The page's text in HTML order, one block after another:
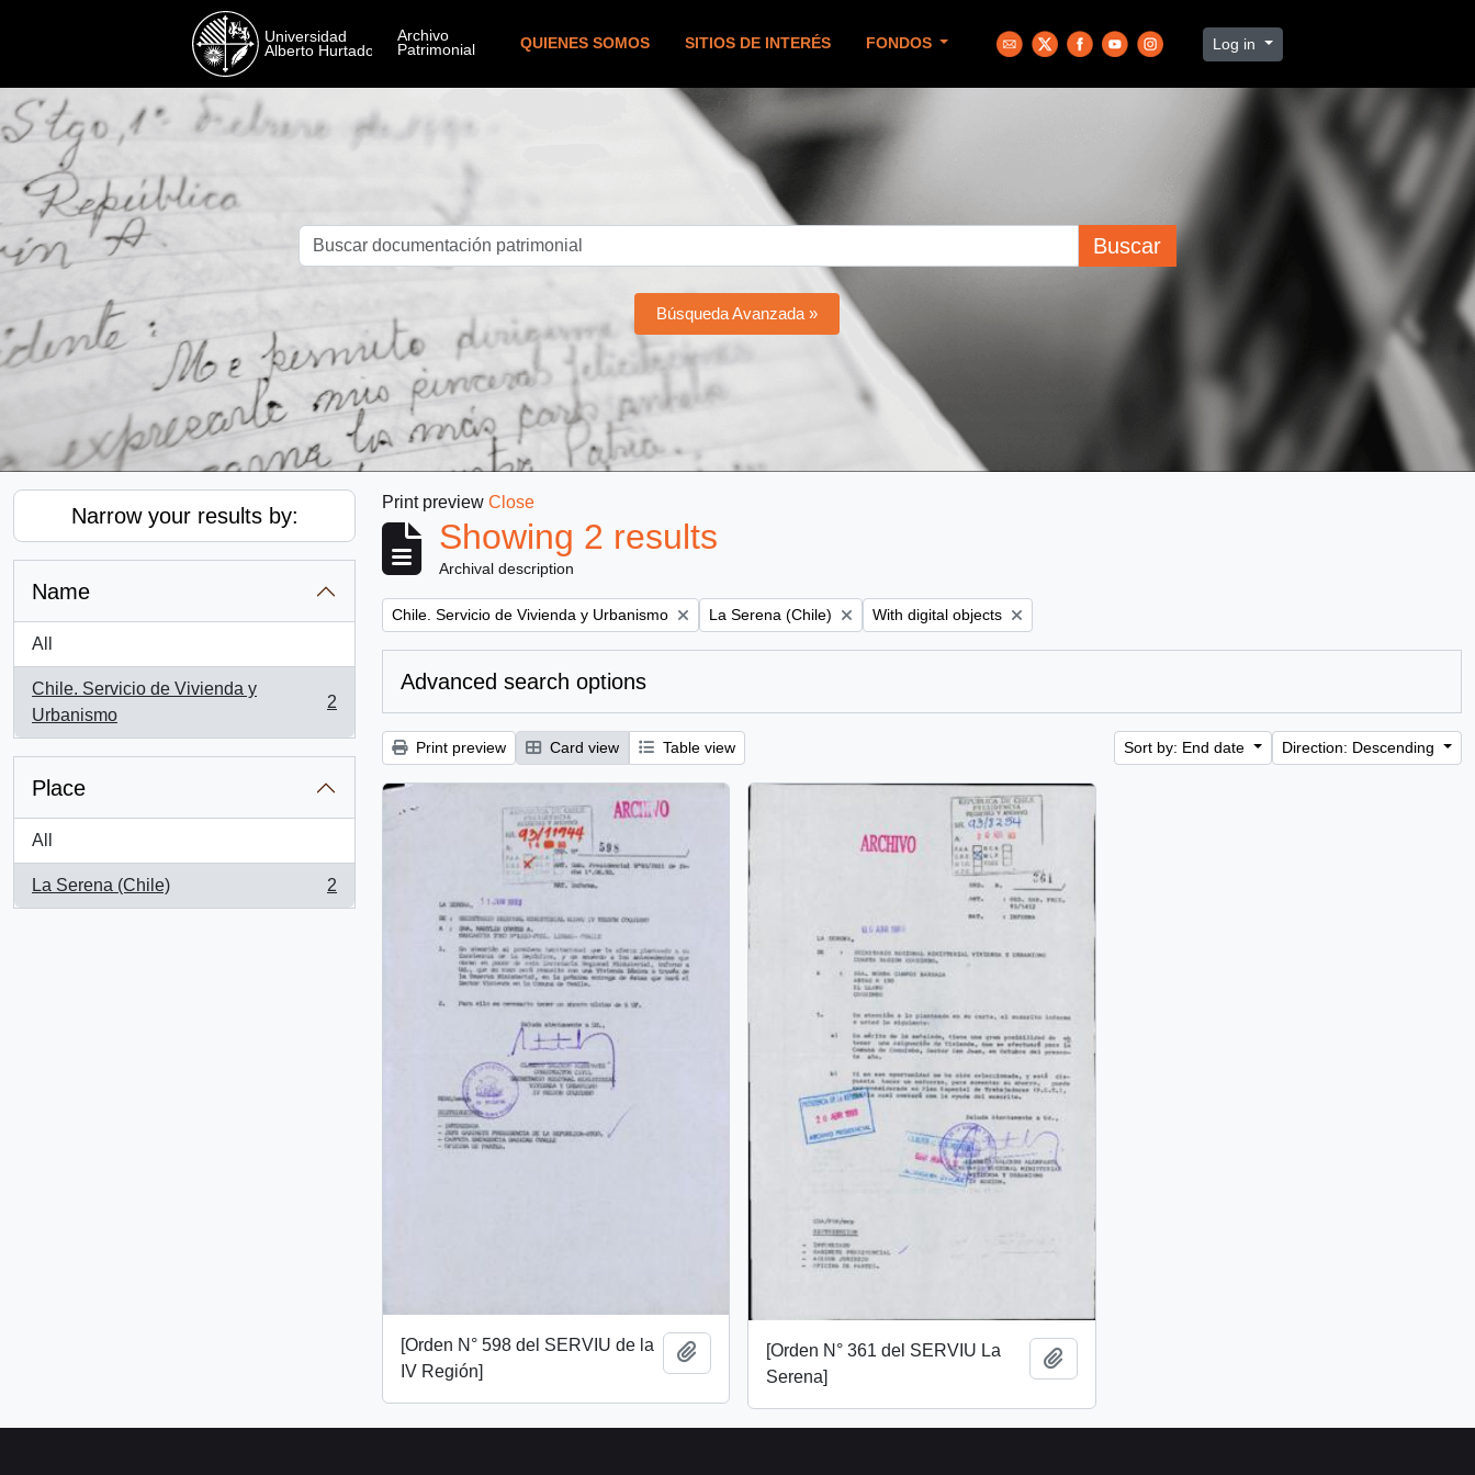
QUIENES SOMOS SITIOS DE INTERÉS FONDOS Log in
Buscar
Búsqueda Avanzada »
Narrow your results by:
Name
All
Chile. Servicio de Vivienda y
Urbanismo
, 2 results
2
Place
All
La Serena (Chile)
, 2 results
2
Print preview Close
Showing 2 results
Archival description
Remove filter:
Chile. Servicio de Vivienda y Urbanismo Remove filter:
La Serena (Chile) Remove filter:
With digital objects
Advanced search options
Print preview Card view Table view Sort by: End date Direction: Descending
[Orden N° 598 del SERVIU de la
IV Región]
Add to clipboard[Orden N° 361 del SERVIU La
Serena]
Add to clipboard